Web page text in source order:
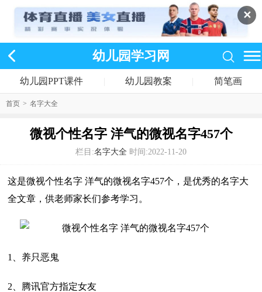
✕
幼儿园学习网
幼儿园PPT课件 幼儿园教案 简笔画
首页 > 名字大全
微视个性名字 洋气的微视名字457个
栏目:名字大全 时间:2022-11-20
这是微视个性名字 洋气的微视名字457个，是优秀的名字大
全文章，供老师家长们参考学习。
1、养只恶鬼
2、腾讯官方指定女友